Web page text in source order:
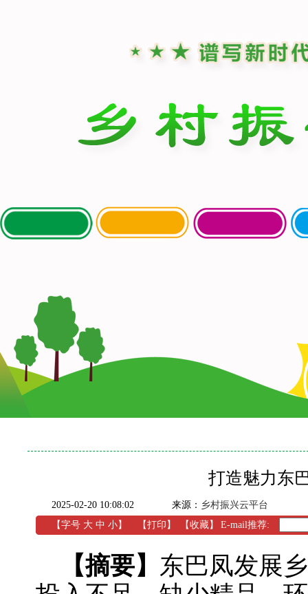
打造魅力东
2025-02-20 10:08:02 来源： 乡村振兴云平台
【字号 大 中 小】 【打印 】 【收藏】 E-mail推荐:
【摘要】 东巴凤发展